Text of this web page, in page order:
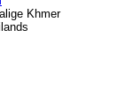
Khmer